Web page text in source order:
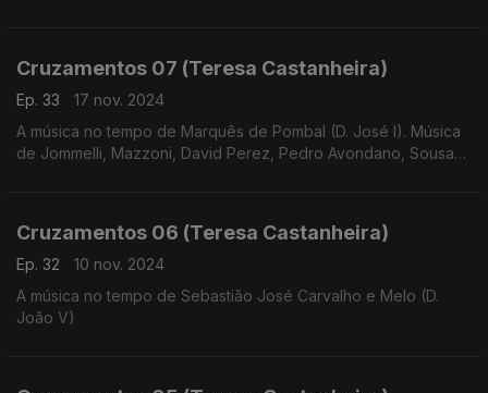
Cruzamentos 07 (Teresa Castanheira)
Ep. 33
17 nov. 2024
A música no tempo de Marquês de Pombal (D. José I). Música
de Jommelli, Mazzoni, David Perez, Pedro Avondano, Sousa
Cruzamentos 06 (Teresa Castanheira)
Ep. 32
10 nov. 2024
A música no tempo de Sebastião José Carvalho e Melo (D.
João V)